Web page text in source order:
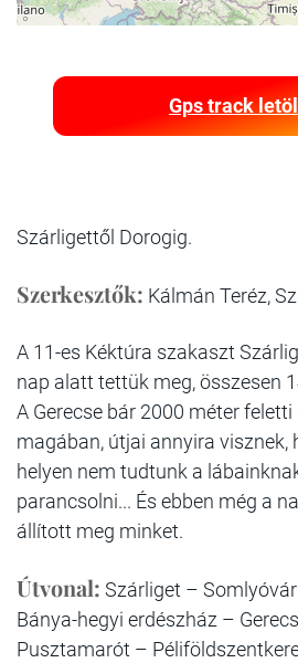
Gps track
Szárligettől Dorogig.
Szerkesztők: Kálmán Teréz,
A 11-es Kéktúra szakaszt
nap alatt tettük meg, összesen
A Gerecse bár 2000 méter
magában, útjai annyira visznek,
helyen nem tudtunk a
parancsolni... És ebben még a
állított meg minket.
Útvonal: Szárliget –
Bánya-hegyi erdészház –
Pusztamarót –